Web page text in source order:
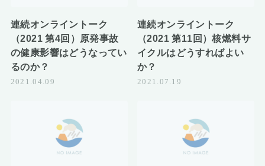
連続オンライントーク
（2021 第4回）原発事故
の健康影響はどうなってい
るのか？
2021.04.09
連続オンライントーク
（2021 第11回）核燃料サ
イクルはどうすればよい
か？
2021.07.19